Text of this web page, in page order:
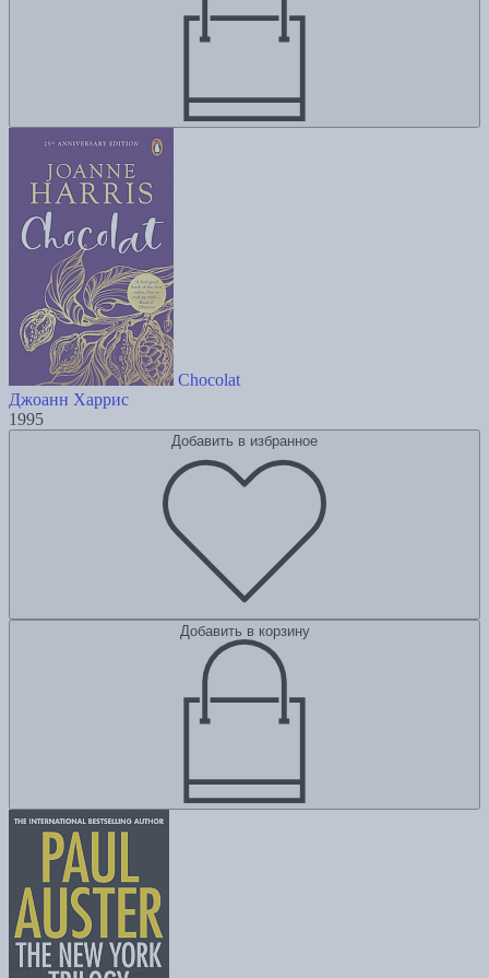
Chocolat
Джоанн Харрис
1995
Добавить в избранное
Добавить в корзину